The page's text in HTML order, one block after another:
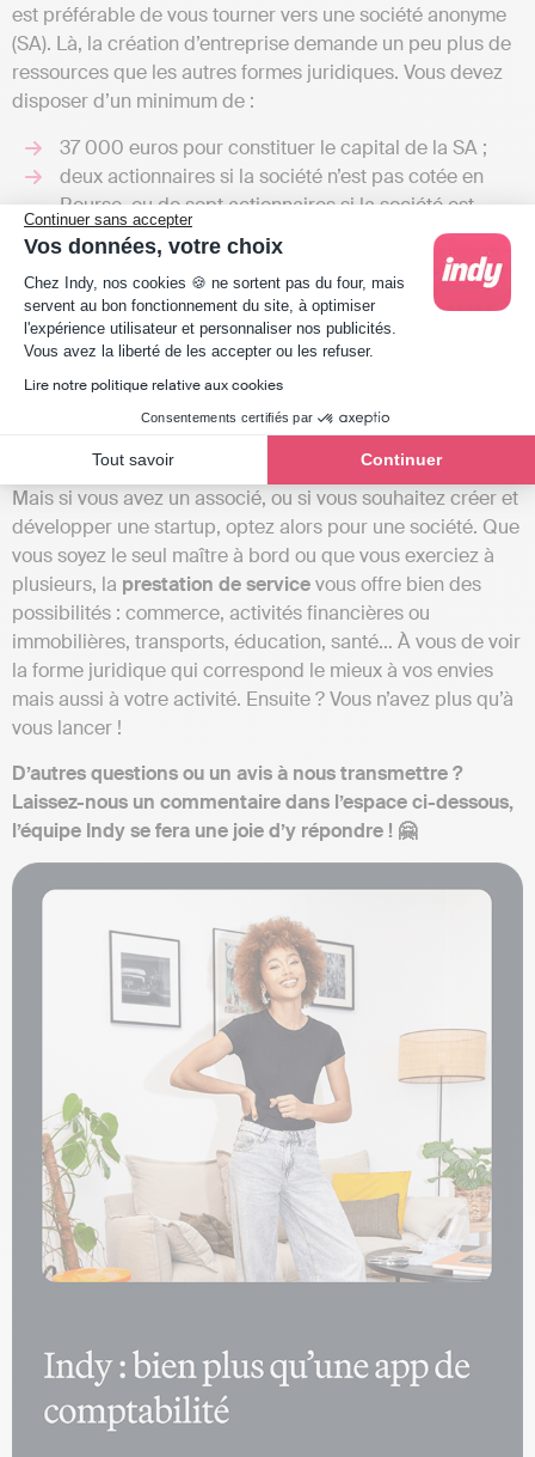
Continuer sans accepter
Vos données, votre choix
Plateforme de Gestion du Consentement :
Chez Indy, nos cookies 🍪 ne sortent pas du four, mais
servent au bon fonctionnement du site, à optimiser
l'expérience utilisateur et personnaliser nos publicités.
Vous avez la liberté de les accepter ou les refuser.
Lire notre politique relative aux cookies
Consentements certifiés par
Tout savoir Continuer
Axeptio consent
est préférable de vous tourner vers une société anonyme
(SA). Là, la création d’entreprise demande un peu plus de
ressources que les autres formes juridiques. Vous devez
disposer d’un minimum de :
37 000 euros pour constituer le capital de la SA ;
deux actionnaires si la société n’est pas cotée en
Bourse, ou de sept actionnaires si la société est
cotée en Bourse.
Ces actionnaires, qu’ils soient deux ou sept, doivent se
réunir au moins une fois par an lors d’une assemblée
générale pour échanger sur lechiffre d’affaires
le développement de la société.
Indépendant, associé d’une société… La forme juridique
de l’activité de service dépend de vous. Si vous préférez
exercer seul, tournez-vous vers l’
entreprise individuelle
Mais si vous avez un associé, ou si vous souhaitez créer et
développer une startup, optez alors pour une société. Que
vous soyez le seul maître à bord ou que vous exerciez à
plusieurs, la prestation de servicevous offre bien des
possibilités : commerce, activités financières ou
immobilières, transports, éducation, santé… À vous de voir
la forme juridique qui correspond le mieux à vos envies
mais aussi à votre activité. Ensuite ? Vous n’avez plus qu’à
vous lancer !
D’autres questions ou un avis à nous transmettre ?
Laissez-nous un commentaire dans l’espace ci-dessous,
l’équipe Indy se fera une joie d’y répondre ! 🤗